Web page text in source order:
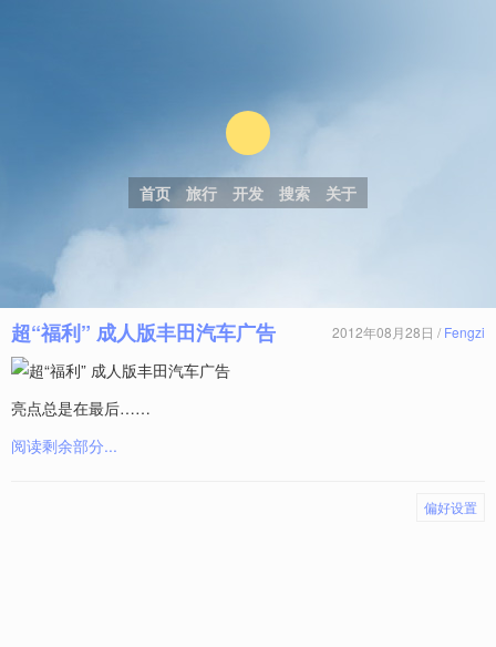
首页 旅行 开发 搜索 关于
超“福利” 成人版丰田汽车广告 2012年08月28日 / Fengzi
亮点总是在最后……
阅读剩余部分...
偏好设置